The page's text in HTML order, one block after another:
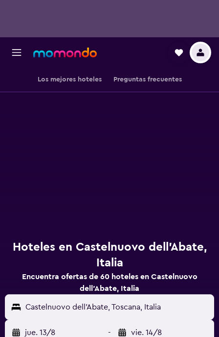
Los mejores hoteles Preguntas frecuentes
Hoteles en Castelnuovo dell'Abate,
Italia
Encuentra ofertas de 60 hoteles en Castelnuovo
dell'Abate, Italia
Castelnuovo dell'Abate, Toscana, Italia
jue. 13/8 - vie. 14/8